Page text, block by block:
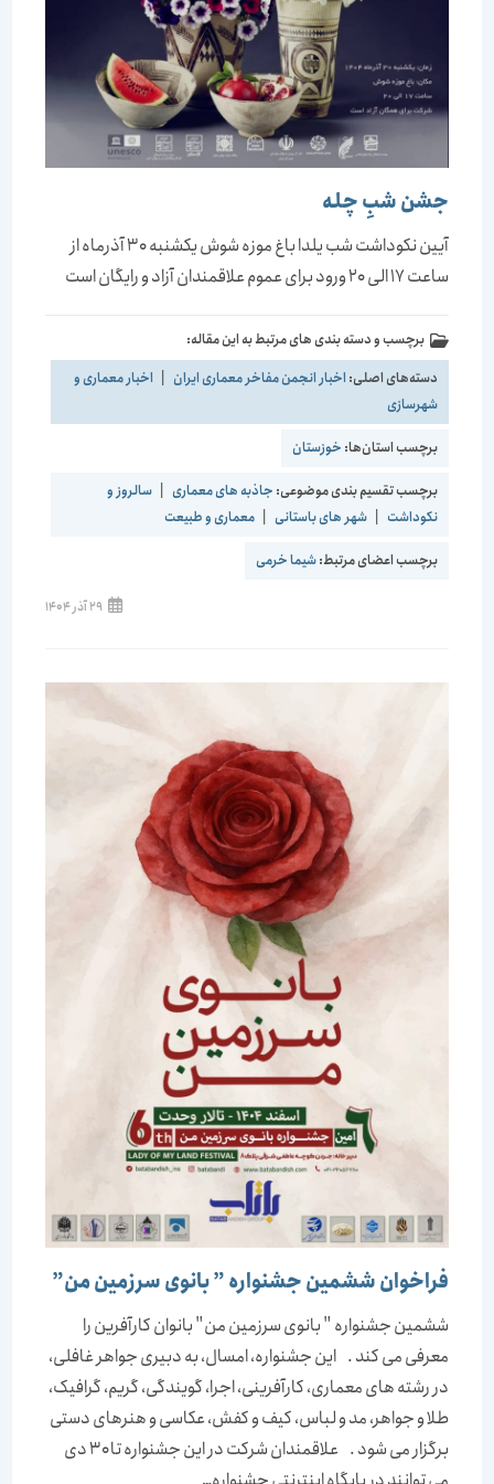
جشن شبِ چله
آیین نکوداشت شب یلدا باغ موزه شوش یکشنبه 30 آذرماه از
ساعت 17 الی 20 ورود برای عموم علاقمندان آزاد و رایگان است
برچسب و دسته بندی های مرتبط به این مقاله:
دسته‌های اصلی:اخبار انجمن مفاخر معماری ایران |
اخبار معماری و
شهرسازی
برچسب استان‌ها:خوزستان
برچسب تقسیم بندی موضوعی:جاذبه های معماری |
سالروز و
نکوداشت | شهر های باستانی | معماری و طبیعت
برچسب اعضای مرتبط:شیما خرمی
نوشته
منتشر
29 آذر 1404
فراخوان ششمین جشنواره ” بانوی سرزمین من”
ششمین جشنواره " بانوی سرزمین من" بانوان کارآفرین را
معرفی می کند . این جشنواره، امسال، به دبیری جواهر غافلی،
در رشته های معماری، کارآفرینی، اجرا، گویندگی، گریم، گرافیک،
طلا و جواهر، مد و لباس، کیف و کفش، عکاسی و هنرهای دستی
برگزار می شود . علاقمندان شرکت در این جشنواره تا ۳۰ دی